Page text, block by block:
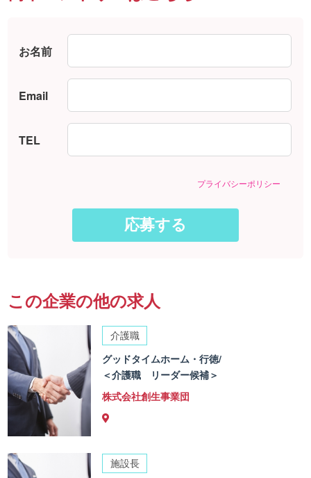
お名前
Email
TEL
プライバシーポリシー
この企業の他の求人
介護職
グッドタイムホーム・行徳/
＜介護職 リーダー候補＞
株式会社創生事業団
施設長